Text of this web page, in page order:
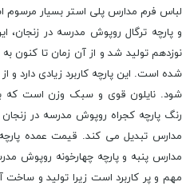
لباس فرم مدارس پلی استر بسیار مرسوم
و پارچه ترگال روپوش مدرسه در زنجان،
نوزدهم تولید شد و از آن زمان تا کنون
شده است. این پارچه کاربرد زیادی دارد
شود. نایلون قوی و سبک وزن است که
رنگ پارچه کجراه روپوش مدرسه در
مدارس تبدیل می کند. قیمت عمده
مدارس پنبه و پارچه چهارخونه روپوش
مهم و پر کاربرد است زیرا تولید و